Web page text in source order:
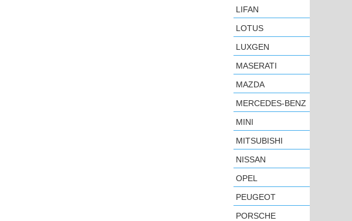
LIFAN
LOTUS
LUXGEN
MASERATI
MAZDA
MERCEDES-BENZ
MINI
MITSUBISHI
NISSAN
OPEL
PEUGEOT
PORSCHE